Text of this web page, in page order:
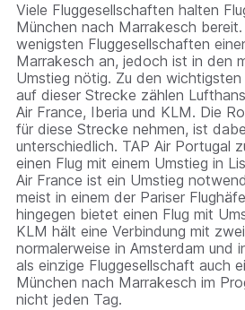
Viele Fluggesellschaften halten
München nach Marrakesch
wenigsten Fluggesellschaften
Marrakesch an, jedoch ist in den
Umstieg nötig. Zu den
auf dieser Strecke zählen
Air France, Iberia und KLM. Die
für diese Strecke nehmen, ist
unterschiedlich. TAP Air Portugal
einen Flug mit einem Umstieg in
Air France ist ein Umstieg
meist in einem der Pariser
hingegen bietet einen Flug mit
KLM hält eine Verbindung mit
normalerweise in Amsterdam und
als einzige Fluggesellschaft auch
München nach Marrakesch im
nicht jeden Tag.